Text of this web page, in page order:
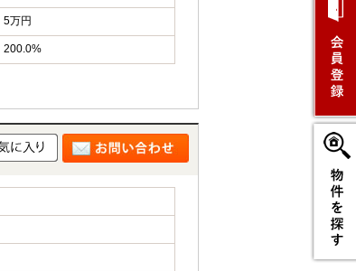
5万円
200.0%